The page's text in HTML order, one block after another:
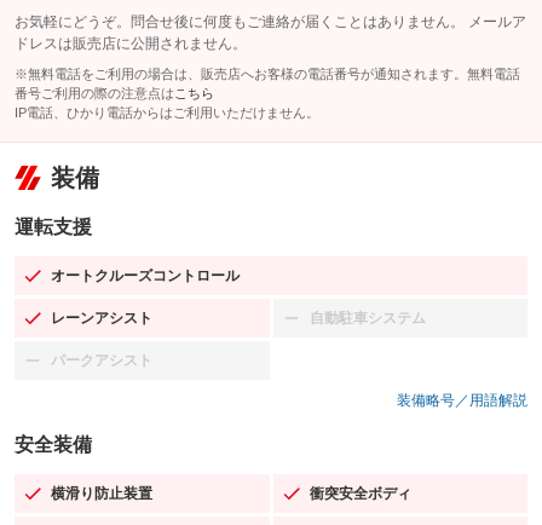
お気軽にどうぞ。問合せ後に何度もご連絡が届くことはありません。 メールア
ドレスは販売店に公開されません。
※無料電話をご利用の場合は、販売店へお客様の電話番号が通知されます。無料電話
番号ご利用の際の注意点は こちら
IP電話、ひかり電話からはご利用いただけません。
装備
運転支援
オートクルーズコントロール
：装備あり
レーンアシスト
：装備あり 自動駐車システム
：装備なし
パークアシスト
：装備なし
装備略号／用語解説
安全装備
横滑り防止装置
：装備あり 衝突安全ボディ
：装備あり